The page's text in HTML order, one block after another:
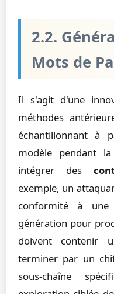
2.2.
Mots de
Il s'agit d'une
méthodes
échantillonnant à
modèle pendant
intégrer des
exemple, un
conformité à
génération pour
doivent contenir
terminer par un
sous-chaîne